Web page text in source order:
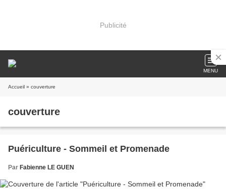
Publicité
MENU
Accueil » couverture
couverture
Puériculture - Sommeil et Promenade
Par Fabienne LE GUEN